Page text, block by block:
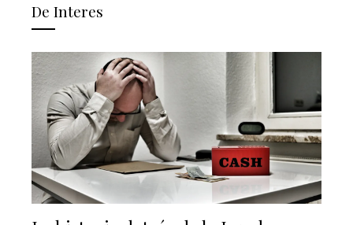
De Interes